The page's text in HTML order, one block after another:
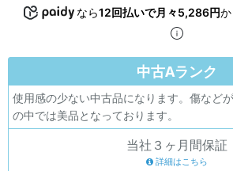
なら12回払いで月々5,286円
中古Aランク
使用感の少ない中古品になります。傷など
の中では美品となっております。
当社３ヶ月間保証
詳細はこちら
OS
メモリ
容量